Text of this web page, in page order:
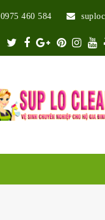
0975 460 584
Twitter
Facebook
Google
Plus